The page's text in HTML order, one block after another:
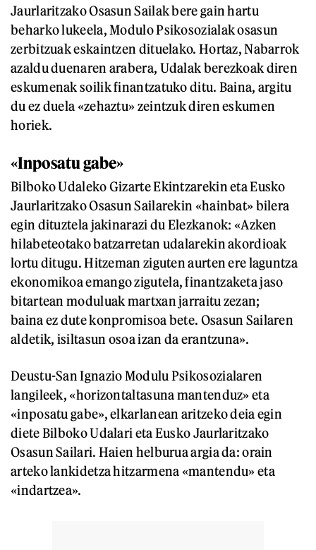
Jaurlaritzako Osasun Sailak bere gain hartu
beharko lukeela, Modulo Psikosozialak osasun
zerbitzuak eskaintzen dituelako. Hortaz, Nabarrok
azaldu duenaren arabera, Udalak berezkoak diren
eskumenak soilik finantzatuko ditu. Baina, argitu
du ez duela «zehaztu» zeintzuk diren eskumen
horiek.
«Inposatu gabe»
Bilboko Udaleko Gizarte Ekintzarekin eta Eusko
Jaurlaritzako Osasun Sailarekin «hainbat» bilera
egin dituztela jakinarazi du Elezkanok: «Azken
hilabeteotako batzarretan udalarekin akordioak
lortu ditugu. Hitzeman ziguten aurten ere laguntza
ekonomikoa emango zigutela, finantzaketa jaso
bitartean moduluak martxan jarraitu zezan;
baina ez dute konpromisoa bete. Osasun Sailaren
aldetik, isiltasun osoa izan da erantzuna».
Deustu-San Ignazio Modulu Psikosozialaren
langileek, «horizontaltasuna mantenduz» eta
«inposatu gabe», elkarlanean aritzeko deia egin
diete Bilboko Udalari eta Eusko Jaurlaritzako
Osasun Sailari. Haien helburua argia da: orain
arteko lankidetza hitzarmena «mantendu» eta
«indartzea».